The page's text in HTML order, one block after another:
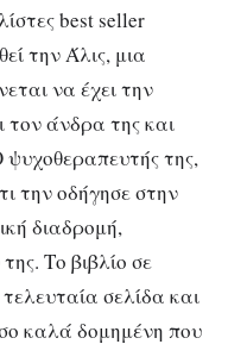
best seller
την Άλις, μια
να έχει την
τον άνδρα της και
της,
την οδήγησε στην
διαδρομή,
Το βιβλίο σε
σελίδα και
καλά δομημένη που